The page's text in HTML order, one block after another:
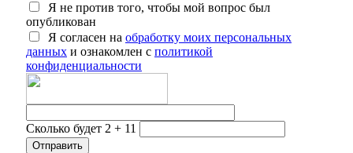
Я не против того, чтобы мой вопрос был
опубликован
Я согласен на обработку моих персональных
данных и ознакомлен с политикой
конфиденциальности
Сколько будет 2 + 11